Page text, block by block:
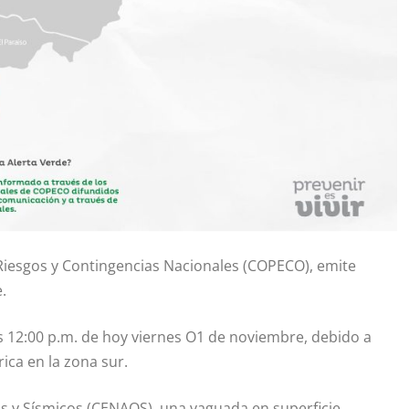
y Contingencias Nacionales (COPECO), emite
p.m. de hoy viernes O1 de noviembre, debido a
en la zona sur.